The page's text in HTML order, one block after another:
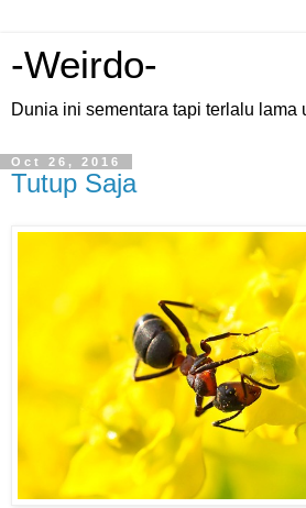
-Weirdo-
Dunia ini sementara tapi terlalu lama
Oct 26, 2016
Tutup Saja